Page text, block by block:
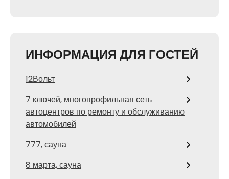
ИНФОРМАЦИЯ ДЛЯ ГОСТЕЙ
12Вольт
7 ключей, многопрофильная сеть
автоцентров по ремонту и обслуживанию
автомобилей
777, сауна
8 марта, сауна